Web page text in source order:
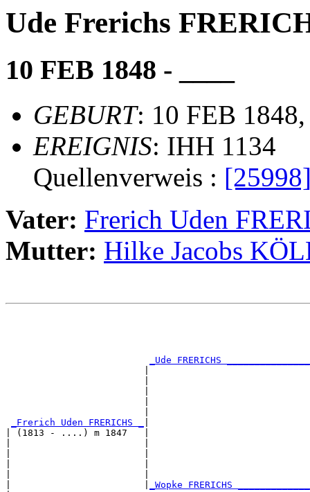
Ude Frerichs
10 FEB 1848 - ____
GEBURT: 10 FEB 1848,
EREIGNIS: IHH 1134
Quellenverweis :
Vater: Frerich Uden
Mutter: Hilke Jacobs
_Ude FRERICHS
_Frerich Uden FRERICHS _
| (1813 - ....) m 1847   |
_Wopke FRERICHS